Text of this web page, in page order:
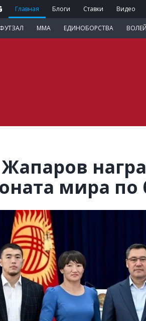
Главная Блоги Ставки Видео
ФУТЗАЛ ММА ЕДИНОБОРСТВА
мира по